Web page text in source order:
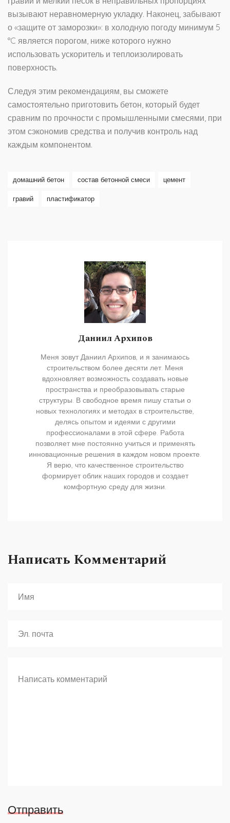
вызывают неравномерную укладку. Наконец, забывают
о «защите от заморозки»: в холодную погоду минимум 5
°C является порогом, ниже которого нужно
использовать ускоритель и теплоизолировать
поверхность.
Следуя этим рекомендациям, вы сможете
самостоятельно приготовить бетон, который будет
сравним по прочности с промышленными смесями, при
этом сэкономив средства и получив контроль над
каждым компонентом.
домашний бетон состав бетонной смеси цемент
гравий пластификатор
Даниил Архипов
Меня зовут Даниил Архипов, и я занимаюсь
строительством более десяти лет. Меня
вдохновляет возможность создавать новые
пространства и преобразовывать старые
структуры. В свободное время пишу статьи о
новых технологиях и методах в строительстве,
делясь опытом и идеями с другими
профессионалами в этой сфере. Работа
позволяет мне постоянно учиться и применять
инновационные решения в каждом новом проекте.
Я верю, что качественное строительство
формирует облик наших городов и создает
комфортную среду для жизни.
Написать Комментарий
Отправить